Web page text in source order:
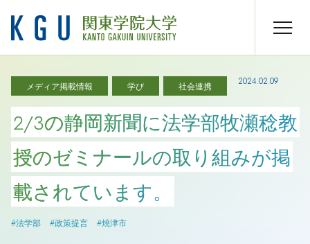
メディア掲載情報 学び 社会連携 2024.02.09
2/3の静岡新聞に法学部牧瀬稔教
授のゼミナールの取り組みが掲
載されています。
#法学部 #政策提言 #焼津市